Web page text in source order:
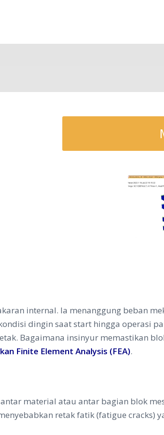
internal. Ia menanggung beban
dingin saat start hingga operasi
Bagaimana insinyur memastikan
Finite Element Analysis (FEA).
material atau antar bagian blok
retak fatik (fatigue cracks)